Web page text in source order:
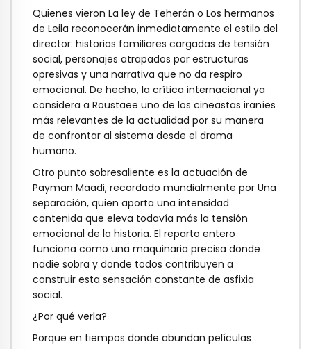
Quienes vieron La ley de Teherán o Los hermanos
de Leila reconocerán inmediatamente el estilo del
director: historias familiares cargadas de tensión
social, personajes atrapados por estructuras
opresivas y una narrativa que no da respiro
emocional. De hecho, la crítica internacional ya
considera a Roustaee uno de los cineastas iraníes
más relevantes de la actualidad por su manera
de confrontar al sistema desde el drama
humano.
Otro punto sobresaliente es la actuación de
Payman Maadi, recordado mundialmente por Una
separación, quien aporta una intensidad
contenida que eleva todavía más la tensión
emocional de la historia. El reparto entero
funciona como una maquinaria precisa donde
nadie sobra y donde todos contribuyen a
construir esta sensación constante de asfixia
social.
¿Por qué verla?
Porque en tiempos donde abundan películas